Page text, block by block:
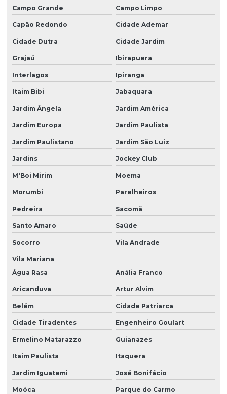
Regulagem De Bomba Diesel
Regulagem De Injetores Common Rail Em Sp
Regulagem De Injetores Diesel Profissional
Reparação De Bomba Diesel Na Região De Sp
Reparo Completo De Bomba De Alta Pressão
Reparo De Bicos Injetores
Reparo De Bomba
Reparo De Bomba De Alta Pressão Em São Paulo
Reparo De Bomba De Alta Pressão Na Capital Sp
Reparo De Bomba De Alta Pressão Para Caminhões
Reparo De Bomba Diesel Em São Paulo
Reparo De Bomba Injetora Diesel
Reparo De Bomba Injetora Diesel Em São Paulo
Reparo De Injetor Diesel Sp
Reparo De Injetores Common Rail Em Sp
Reparo E Limpeza De Bicos Injetores
Retífica Completa De Bicos Injetores
Campo Grande Campo Limpo
Capão Redondo Cidade Ademar
Cidade Dutra Cidade Jardim
Grajaú Ibirapuera
Interlagos Ipiranga
Itaim Bibi Jabaquara
Jardim Ângela Jardim América
Jardim Europa Jardim Paulista
Jardim Paulistano Jardim São Luiz
Jardins Jockey Club
M'Boi Mirim Moema
Morumbi Parelheiros
Pedreira Sacomã
Santo Amaro Saúde
Socorro Vila Andrade
Vila Mariana
Água Rasa
Anália Franco
Aricanduva Artur Alvim
Belém Cidade Patriarca
Cidade Tiradentes Engenheiro Goulart
Ermelino Matarazzo Guianazes
Itaim Paulista Itaquera
Jardim Iguatemi José Bonifácio
Moóca Parque do Carmo